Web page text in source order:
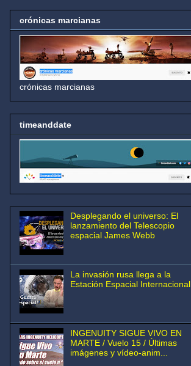
crónicas marcianas
crónicas marcianas
timeanddate
Desplegando el universo: El
lanzamiento del Telescopio
espacial James Webb
La invasión rusa llega a la
Estación Espacial Internacional
INGENUITY SIGUE VIVO EN
MARTE / Vuelo 15 / Últimas
imágenes y vídeo-anim...